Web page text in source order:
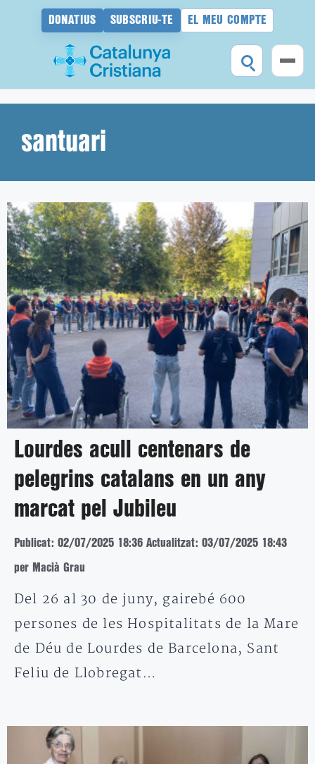
DONATIUS SUBSCRIU-TE EL MEU COMPTE
contingutsantuari
Lourdes acull centenars de
pelegrins catalans en un any
marcat pel Jubileu
Publicat: 02/07/2025 18:36 Actualitzat: 03/07/2025 18:43
per Macià Grau
Del 26 al 30 de juny, gairebé 600
persones de les Hospitalitats de la Mare
de Déu de Lourdes de Barcelona, Sant
Feliu de Llobregat…